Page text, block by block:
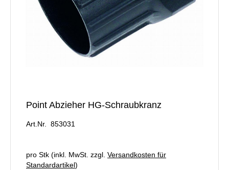
Point Abzieher HG-Schraubkranz
Art.Nr. 853031
pro Stk (inkl. MwSt. zzgl. Versandkosten für
Standardartikel)